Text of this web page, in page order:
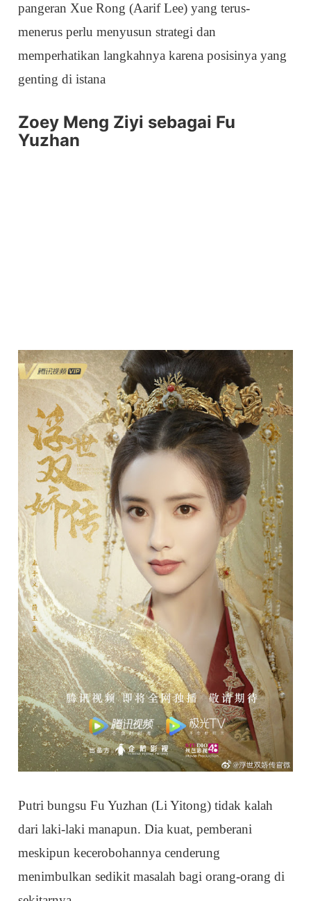
pangeran Xue Rong (Aarif Lee) yang terus-
menerus perlu menyusun strategi dan
memperhatikan langkahnya karena posisinya yang
genting di istana
Zoey Meng Ziyi sebagai Fu
Yuzhan
Putri bungsu Fu Yuzhan (Li Yitong) tidak kalah
dari laki-laki manapun. Dia kuat, pemberani
meskipun kecerobohannya cenderung
menimbulkan sedikit masalah bagi orang-orang di